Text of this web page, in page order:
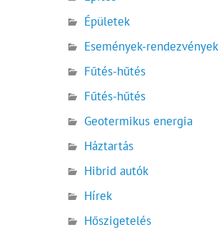
Épületek
Események-rendezvények
Fűtés-hűtés
Fűtés-hűtés
Geotermikus energia
Háztartás
Hibrid autók
Hírek
Hőszigetelés